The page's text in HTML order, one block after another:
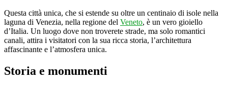
Questa città unica, che si estende su oltre un centinaio di isole nella
laguna di Venezia, nella regione del Veneto, è un vero gioiello
d’Italia. Un luogo dove non troverete strade, ma solo romantici
canali, attira i visitatori con la sua ricca storia, l’architettura
affascinante e l’atmosfera unica.
Storia e monumenti